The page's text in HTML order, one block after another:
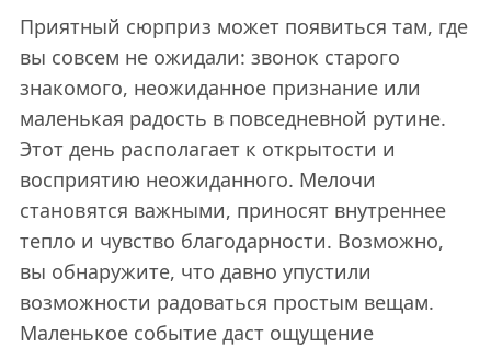
Приятный сюрприз может появиться там, где
вы совсем не ожидали: звонок старого
знакомого, неожиданное признание или
маленькая радость в повседневной рутине.
Этот день располагает к открытости и
восприятию неожиданного. Мелочи
становятся важными, приносят внутреннее
тепло и чувство благодарности. Возможно,
вы обнаружите, что давно упустили
возможности радоваться простым вещам.
Маленькое событие даст ощущение